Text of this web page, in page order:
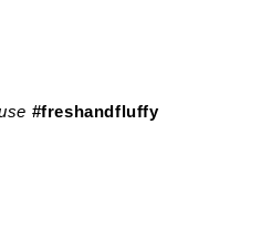
#freshandfluffy